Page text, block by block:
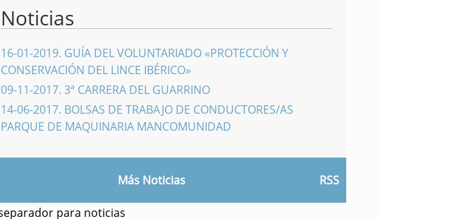
Noticias
16-01-2019. GUÍA DEL VOLUNTARIADO «PROTECCIÓN Y
CONSERVACIÓN DEL LINCE IBÉRICO»
09-11-2017. 3ª CARRERA DEL GUARRINO
14-06-2017. BOLSAS DE TRABAJO DE CONDUCTORES/AS
PARQUE DE MAQUINARIA MANCOMUNIDAD
Más Noticias RSS